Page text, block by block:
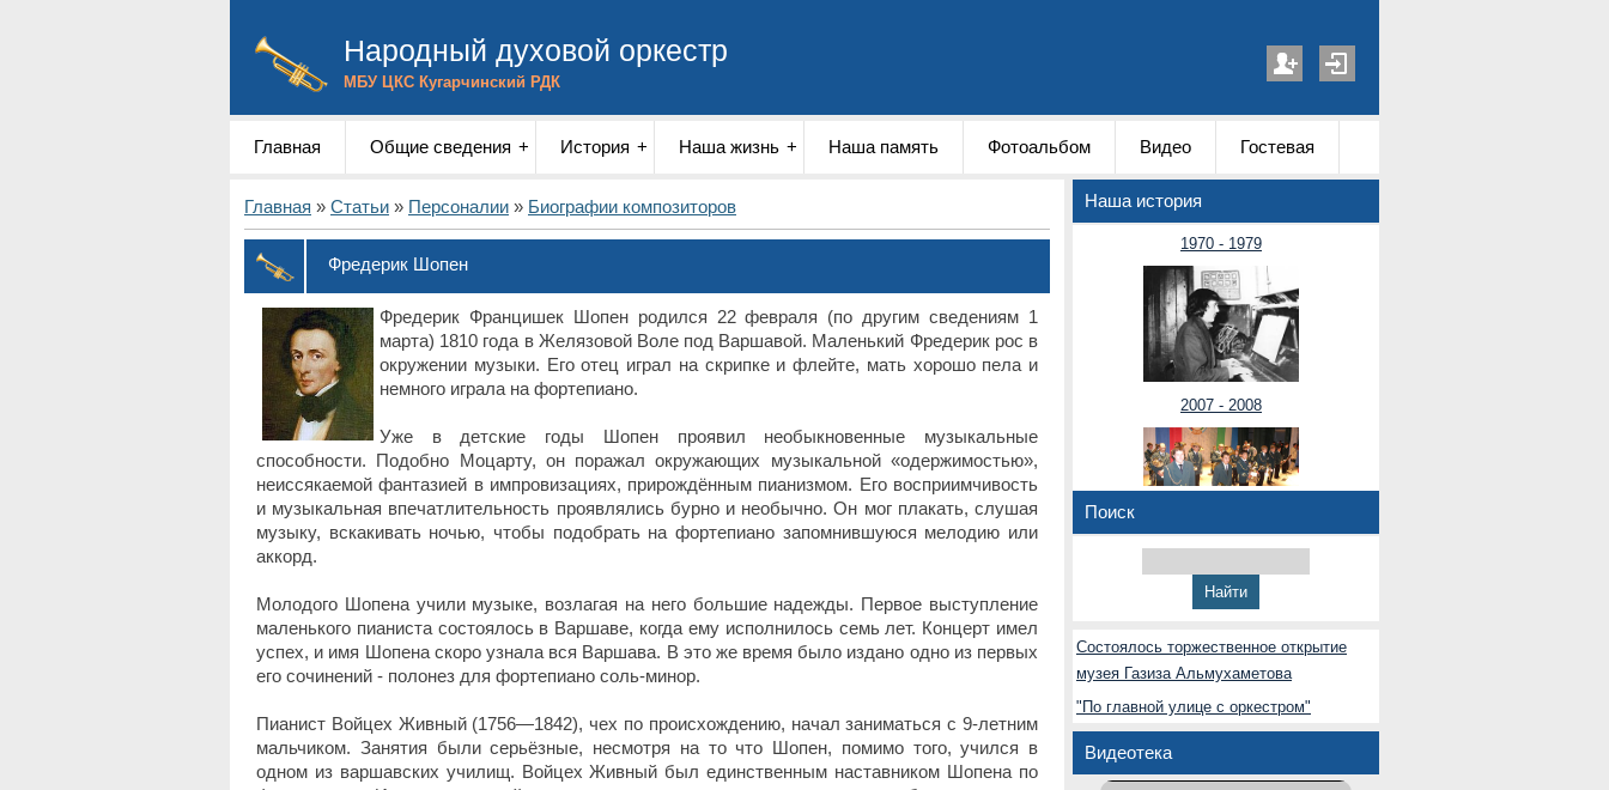
Народный духовой оркестр
МБУ ЦКС Кугарчинский РДК
Главная Общие сведения История Наша жизнь Наша память Фотоальбом Видео Гостевая
Главная » Статьи » Персоналии » Биографии композиторов
Фредерик Шопен
Фредерик Францишек Шопен родился 22 февраля (по другим сведениям 1
марта) 1810 года в Желязовой Воле под Варшавой. Маленький Фредерик рос в
окружении музыки. Его отец играл на скрипке и флейте, мать хорошо пела и
немного играла на фортепиано.
Уже в детские годы Шопен проявил необыкновенные музыкальные
способности. Подобно Моцарту, он поражал окружающих музыкальной «одержимостью»,
неиссякаемой фантазией в импровизациях, прирождённым пианизмом. Его восприимчивость
и музыкальная впечатлительность проявлялись бурно и необычно. Он мог плакать, слушая
музыку, вскакивать ночью, чтобы подобрать на фортепиано запомнившуюся мелодию или
аккорд.
Молодого Шопена учили музыке, возлагая на него большие надежды. Первое выступление
маленького пианиста состоялось в Варшаве, когда ему исполнилось семь лет. Концерт имел
успех, и имя Шопена скоро узнала вся Варшава. В это же время было издано одно из первых
его сочинений - полонез для фортепиано соль-минор.
Пианист Войцех Живный (1756—1842), чех по происхождению, начал заниматься с 9-летним
мальчиком. Занятия были серьёзные, несмотря на то что Шопен, помимо того, учился в
одном из варшавских училищ. Войцех Живный был единственным наставником Шопена по
Наша история
1970 - 1979
2007 - 2008
Поиск
Состоялось торжественное открытие
музея Газиза Альмухаметова
"По главной улице с оркестром"
Видеотека